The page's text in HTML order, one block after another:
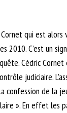
qui est
C’est un
Cédric
judiciaire.
confession de
». En effet